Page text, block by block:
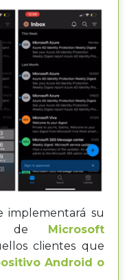
implementará su
de Microsoft
clientes que
Android o